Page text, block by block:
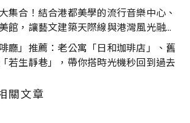
集合！結合港都美學的流行音樂中心、
館，讓藝文建築天際線與港灣風光融為
廳」推薦：老公寓「日和珈琲店」、舊
若生靜巷」，帶你搭時光機秒回到過去
關文章